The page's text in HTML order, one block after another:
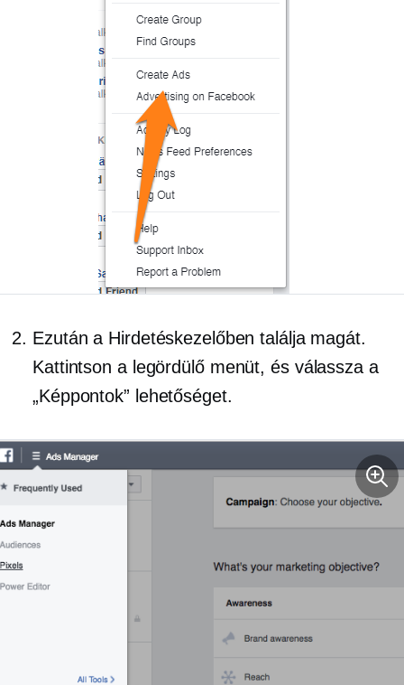
Ezután a Hirdetéskezelőben találja magát.
Kattintson a legördülőmenüt, és válassza a
„Képpontok” lehetőséget.